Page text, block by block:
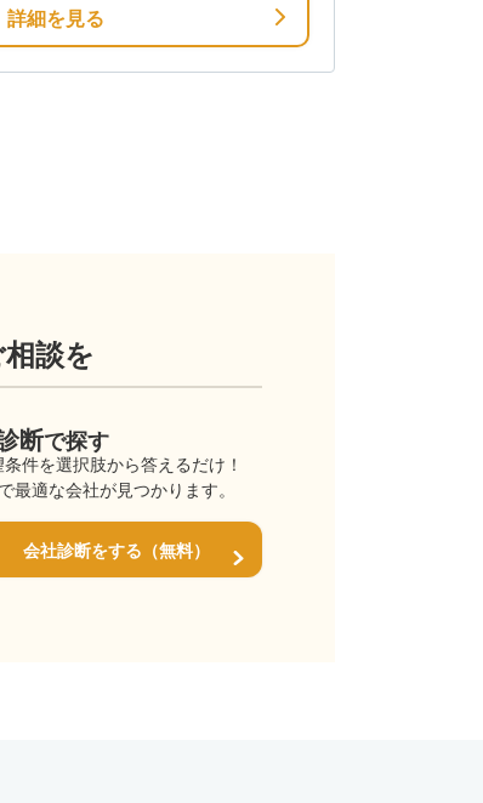
詳細を見る
談を
断で探す
件を選択肢から答えるだけ！
最適な会社が見つかります。
会社診断をする（無料）